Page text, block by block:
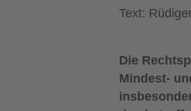
Text:
Die
Mindest-